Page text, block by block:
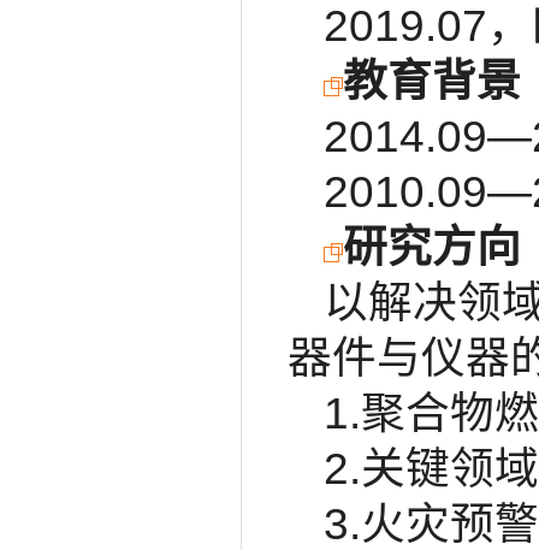
2019.07
教育背景
研究方向
以解决领
器件与仪器
1.聚合物
2.关键领
3.火灾预